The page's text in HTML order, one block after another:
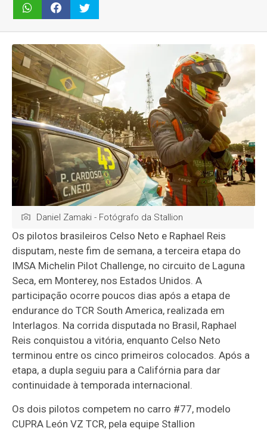
Daniel Zamaki - Fotógrafo da Stallion
Os pilotos brasileiros Celso Neto e Raphael Reis
disputam, neste fim de semana, a terceira etapa do
IMSA Michelin Pilot Challenge, no circuito de Laguna
Seca, em Monterey, nos Estados Unidos. A
participação ocorre poucos dias após a etapa de
endurance do TCR South America, realizada em
Interlagos. Na corrida disputada no Brasil, Raphael
Reis conquistou a vitória, enquanto Celso Neto
terminou entre os cinco primeiros colocados. Após a
etapa, a dupla seguiu para a Califórnia para dar
continuidade à temporada internacional.
Os dois pilotos competem no carro #77, modelo
CUPRA León VZ TCR, pela equipe Stallion